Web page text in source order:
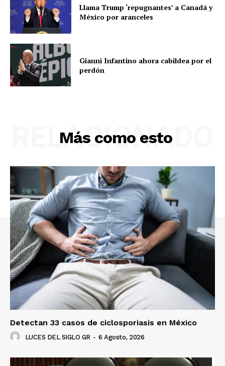
Llama Trump ‘repugnantes’ a Canadá y
México por aranceles
Gianni Infantino ahora cabildea por el
perdón
Más como esto
RELACIONADO
Detectan 33 casos de ciclosporiasis en México
LUCES DEL SIGLO GR - 6 Agosto, 2026